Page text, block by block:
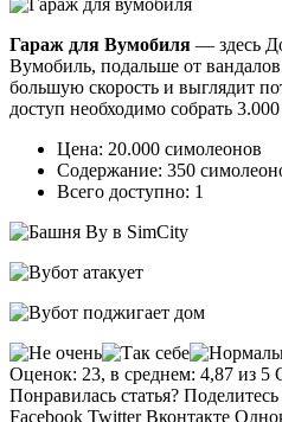
Гараж для Вумобиля — здесь
Вумобиль, подальше от
большую скорость и выглядит
доступ необходимо собрать
Цена: 20.000 симолеонов
Содержание: 350
Всего доступно: 1
Оценок: 23, в среднем: 4,87 из 5
Понравилась статья?
Facebook Twitter Вконтакте